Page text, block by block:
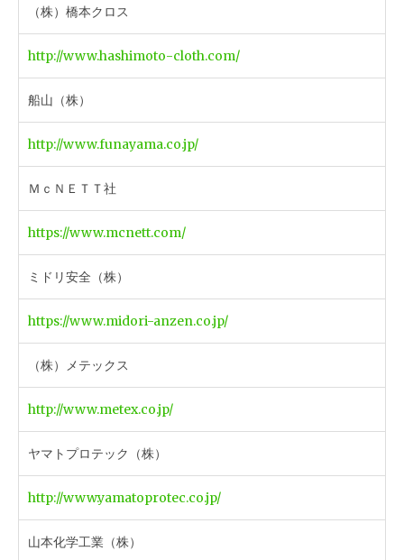
（株）橋本クロス
http://www.hashimoto-cloth.com/
船山（株）
http://www.funayama.co.jp/
ＭｃＮＥＴＴ社
https://www.mcnett.com/
ミドリ安全（株）
https://www.midori-anzen.co.jp/
（株）メテックス
http://www.metex.co.jp/
ヤマトプロテック（株）
http://www.yamatoprotec.co.jp/
山本化学工業（株）